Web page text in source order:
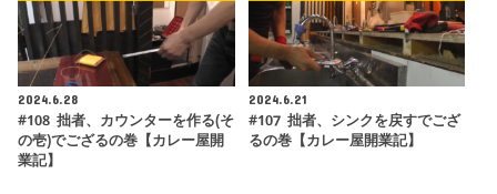
2024.6.28
#108 拙者、カウンターを作る(そ
の壱)でござるの巻【カレー屋開
業記】
2024.6.21
#107 拙者、シンクを戻すでござ
るの巻【カレー屋開業記】